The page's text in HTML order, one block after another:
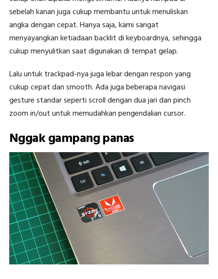
sebelah kanan juga cukup membantu untuk menuliskan
angka dengan cepat. Hanya saja, kami sangat
menyayangkan ketiadaan backlit di keyboardnya, sehingga
cukup menyulitkan saat digunakan di tempat gelap.
Lalu untuk trackpad-nya juga lebar dengan respon yang
cukup cepat dan smooth. Ada juga beberapa navigasi
gesture standar seperti scroll dengan dua jari dan pinch
zoom in/out untuk memudahkan pengendalian cursor.
Nggak gampang panas